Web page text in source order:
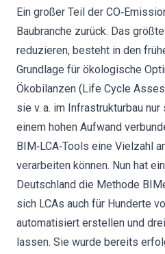
Ein großer Teil der
Baubranche zurück. Das
reduzieren, besteht in den
Grundlage für ökologische
Ökobilanzen (Life Cycle
sie v. a. im Infrastrukturbau
einem hohen Aufwand
BIM‐LCA‐Tools eine Vielzahl
verarbeiten können. Nun hat
Deutschland die Methode
sich LCAs auch für Hunderte
automatisiert erstellen und
lassen. Sie wurde bereits